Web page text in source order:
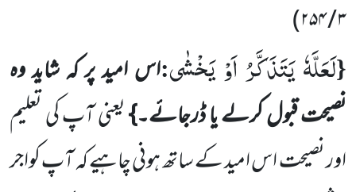
۳ / ۲۵۴
)
{لَعَلَّهٗ یَتَذَكَّرُ اَوْ یَخْشٰى:اس امید پر کہ شاید وہ
نصیحت قبول کرلے یا ڈرجائے۔}یعنی آپ کی تعلیم
اور نصیحت اس امید کے ساتھ ہونی چاہیے کہ آپ کواجر